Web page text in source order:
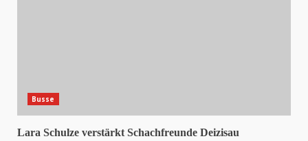
Busse
Lara Schulze verstärkt Schachfreunde Deizisau